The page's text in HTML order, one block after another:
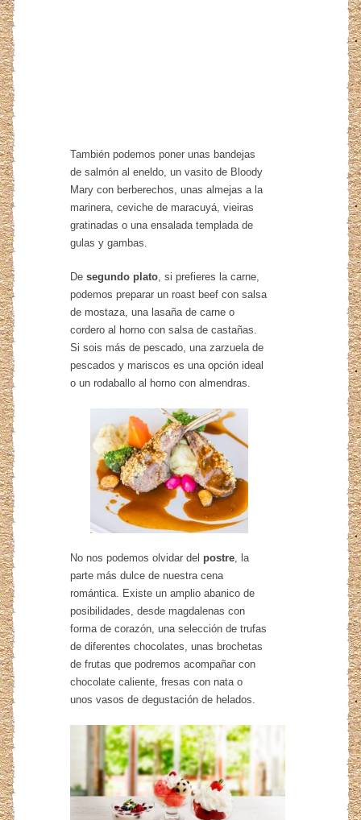
También podemos poner unas bandejas
de salmón al eneldo, un vasito de Bloody
Mary con berberechos, unas almejas a la
marinera, ceviche de maracuyá, vieiras
gratinadas o una ensalada templada de
gulas y gambas.
Desegundo plato , si prefieres la carne,
podemos preparar un roast beef con salsa
de mostaza, una lasaña de carne o
cordero al horno con salsa de castañas.
Si sois más de pescado, una zarzuela de
pescados y mariscos es una opción ideal
o un rodaballo al horno con almendras.
No nos podemos olvidar del postre , la
parte más dulce de nuestra cena
romántica. Existe un amplio abanico de
posibilidades, desde magdalenas con
forma de corazón, una selección de trufas
de diferentes chocolates, unas brochetas
de frutas que podremos acompañar con
chocolate caliente, fresas con nata o
unos vasos de degustación de helados.